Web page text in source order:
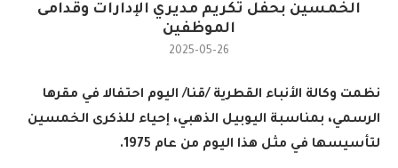
الخمسين بحفل تكريم مديري الإدارات وقدامى
الموظفين
2025-05-26
نظمت وكالة الأنباء القطرية /قنا/ اليوم احتفالا في مقرها
الرسمي، بمناسبة اليوبيل الذهبي، إحياء للذكرى الخمسين
لتأسيسها في مثل هذا اليوم من عام 1975
.